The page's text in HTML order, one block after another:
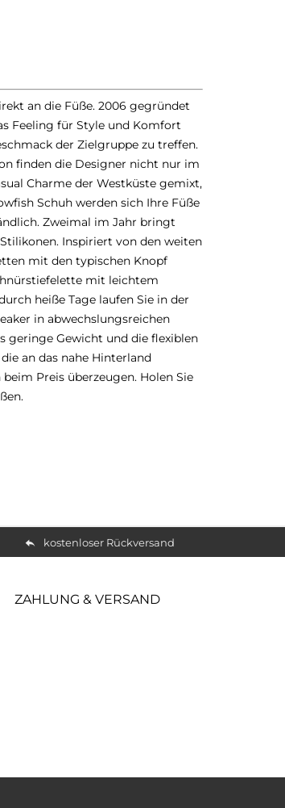
an die Füße. 2006 gegründet
Feeling für Style und Komfort
der Zielgruppe zu treffen.
finden die Designer nicht nur im
Charme der Westküste gemixt,
Schuh werden sich Ihre Füße
Zweimal im Jahr bringt
Inspiriert von den weiten
mit den typischen Knopf
mit leichtem
heiße Tage laufen Sie in der
in abwechslungsreichen
geringe Gewicht und die flexiblen
an das nahe Hinterland
Preis überzeugen. Holen Sie
kostenloser Rückversand
ZAHLUNG & VERSAND